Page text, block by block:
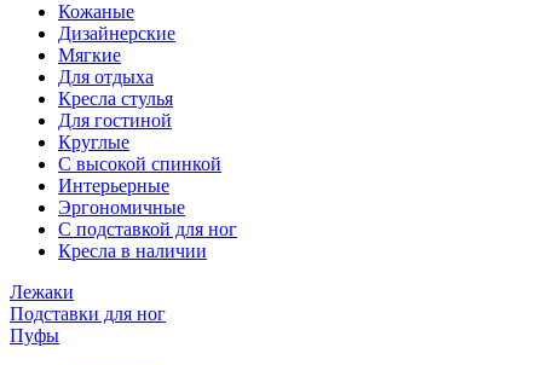
Кожаные
Дизайнерские
Мягкие
Для отдыха
Кресла стулья
Для гостиной
Круглые
С высокой спинкой
Интерьерные
Эргономичные
С подставкой для ног
Кресла в наличии
Лежаки
Подставки для ног
Пуфы